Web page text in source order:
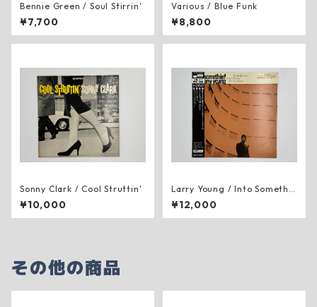
Bennie Green ‎/ Soul Stirrin'
¥7,700
Various ‎/ Blue Funk
¥8,800
Sonny Clark ‎/ Cool Struttin'
¥10,000
Larry Young / Into Somethi
n'
¥12,000
その他の商品